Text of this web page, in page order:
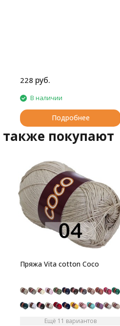
228 руб.
В наличии
Подробнее
покупают
Пряжа Vita cotton Coco
Ещё 11 вариантов